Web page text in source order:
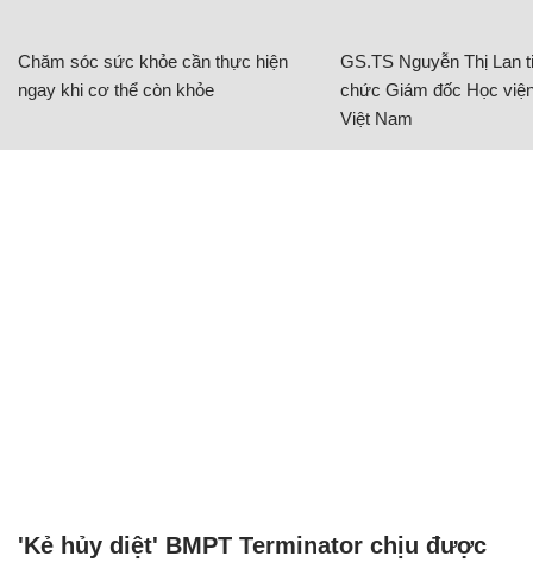
Chăm sóc sức khỏe cần thực hiện
ngay khi cơ thể còn khỏe
GS.TS Nguyễn Thị Lan
chức Giám đốc Học
Việt Nam
'Kẻ hủy diệt' BMPT Terminator chịu được